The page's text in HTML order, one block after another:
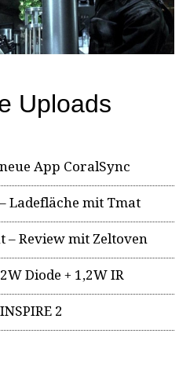
Uploads
App CoralSync
Ladefläche mit Tmat
Review mit Zeltoven
Diode + 1,2W IR
2